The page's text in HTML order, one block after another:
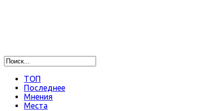
ТОП
Последнее
Мнения
Места